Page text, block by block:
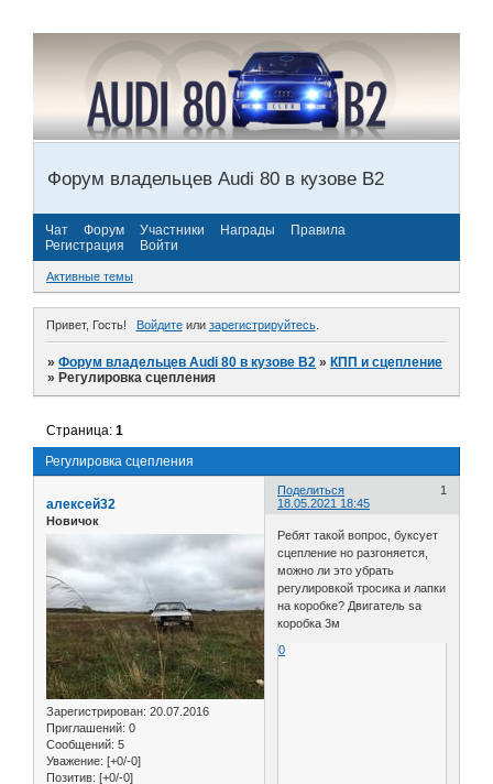
Форум владельцев Audi 80 в кузове В2
Чат Форум Участники Награды
Правила
Регистрация
Войти
Активные темы
Привет, Гость! Войдитеили зарегистрируйтесь.
»Форум владельцев Audi 80 в кузове В2 »КПП и сцепление
»Регулировка сцепления
Регулировка сцепления
Страница:1
Поделиться
1
18.05.2021 18:45
алексей32
Новичок
Зарегистрирован: 20.07.2016
Приглашений: 0
Сообщений: 5
Уважение: [+0/-0]
Позитив: [+0/-0]
Ребят такой вопрос, буксует
сцепление но разгоняется,
можно ли это убрать
регулировкой тросика и лапки
на коробке? Двигатель sa
коробка 3м
0